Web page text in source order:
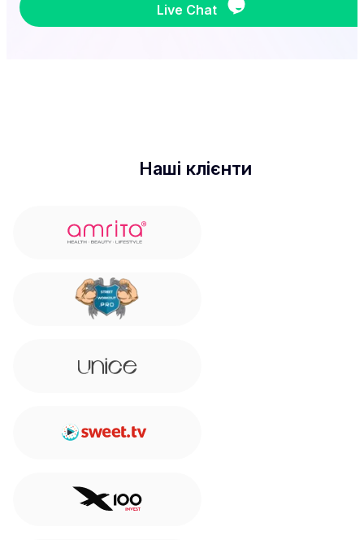
Live Chat
Наші клієнти